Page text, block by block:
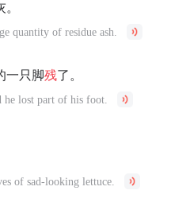
。
quantity of residue ash.
一只脚残了。
he lost part of his foot.
of sad-looking lettuce.